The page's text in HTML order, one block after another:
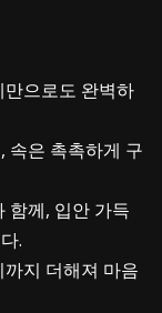
으로도 완벽하
속은 촉촉하게 구
함께, 입안 가득
.
지 더해져 마음